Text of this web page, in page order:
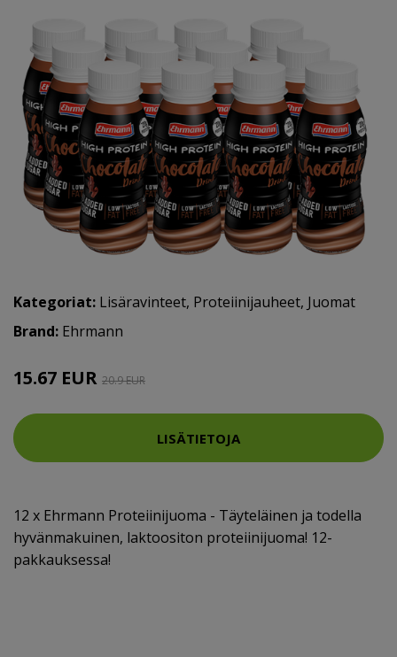
Kategoriat: Lisäravinteet, Proteiinijauheet, Juomat
Brand: Ehrmann
15.67 EUR 20.9 EUR
LISÄTIETOJA
12 x Ehrmann Proteiinijuoma - Täyteläinen ja todella
hyvänmakuinen, laktoositon proteiinijuoma! 12-
pakkauksessa!